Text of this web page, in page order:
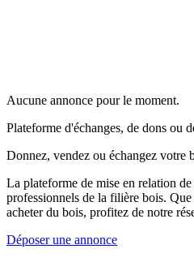
Aucune annonce pour le moment.
Plateforme d'échanges, de dons ou
Donnez, vendez ou échangez votre
La plateforme de mise en relation
professionnels de la filière bois.
acheter du bois, profitez de notre
Déposer une annonce